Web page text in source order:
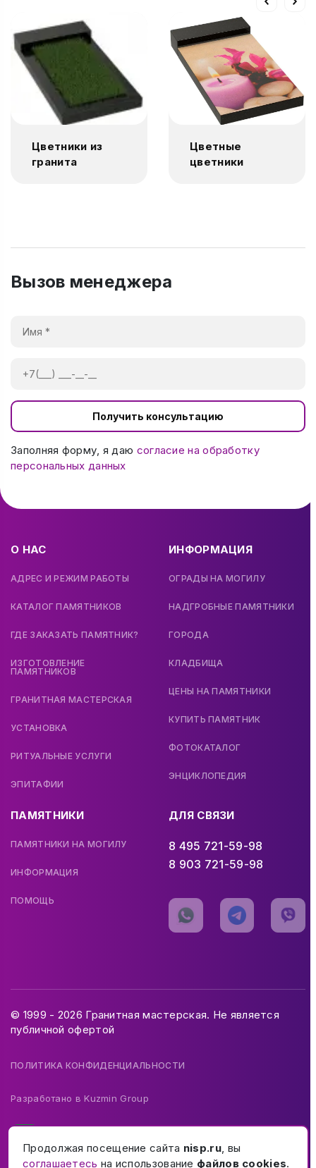
Цветники из
гранита
Цветные
цветники
Вызов менеджера
Получить консультацию
Заполняя форму, я даю согласие на обработку
персональных данных
О НАС
АДРЕС И РЕЖИМ РАБОТЫ
КАТАЛОГ ПАМЯТНИКОВ
ГДЕ ЗАКАЗАТЬ ПАМЯТНИК?
ИЗГОТОВЛЕНИЕ
ПАМЯТНИКОВ
ГРАНИТНАЯ МАСТЕРСКАЯ
УСТАНОВКА
РИТУАЛЬНЫЕ УСЛУГИ
ЭПИТАФИИ
ИНФОРМАЦИЯ
ОГРАДЫ НА МОГИЛУ
НАДГРОБНЫЕ ПАМЯТНИКИ
ГОРОДА
КЛАДБИЩА
ЦЕНЫ НА ПАМЯТНИКИ
КУПИТЬ ПАМЯТНИК
ФОТОКАТАЛОГ
ЭНЦИКЛОПЕДИЯ
ПАМЯТНИКИ
ПАМЯТНИКИ НА МОГИЛУ
ИНФОРМАЦИЯ
ПОМОЩЬ
ДЛЯ СВЯЗИ
8 495 721-59-98
8 903 721-59-98
© 1999 - 2026 Гранитная мастерская. Не является
публичной офертой
ПОЛИТИКА КОНФИДЕНЦИАЛЬНОСТИ
Разработано вKuzmin Group
Продолжая посещение сайта nisp.ru, вы
соглашаетесь на использование файлов cookies.